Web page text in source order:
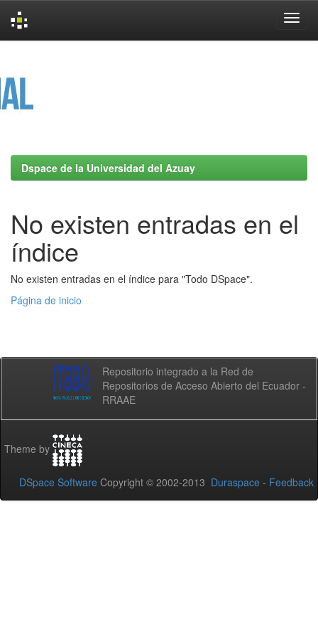
Dspace de la Universidad del Azuay
No existen entradas en el
índice
No existen entradas en el índice para "Todo DSpace".
Página de inicio
Repositorio integrado a la Red de
Repositorios de Acceso Abierto del Ecuador -
RRAAE
Theme by
DSpace Software Copyright © 2002-2013 Duraspace - Feedback